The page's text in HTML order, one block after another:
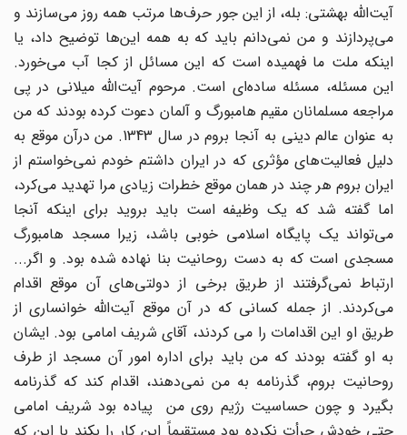
آیت‌الله بهشتی: بله، از این جور حرف‌ها مرتب همه روز می‌سازند و
می‌پردازند و من نمی‌دانم باید که به همه این‌ها توضیح داد، یا
اینکه ملت ما فهمیده است که این مسائل از کجا آب می‌خورد.
این مسئله، مسئله ساده‌ای است. مرحوم آیت‌الله میلانی در پی
مراجعه مسلمانان مقیم هامبورگ و آلمان دعوت کرده بودند که من
به عنوان عالم دینی به آنجا بروم در سال 1343. من درآن موقع به
دلیل فعالیت‌های مؤثری که در ایران داشتم خودم نمی‌خواستم از
ایران بروم هر چند در همان موقع خطرات زیادی مرا تهدید می‌کرد،
اما گفته شد که یک وظیفه است باید بروید برای اینکه آنجا
می‌تواند یک پایگاه اسلامی خوبی باشد، زیرا مسجد هامبورگ
مسجدی است که به دست روحانیت بنا نهاده شده بود. و اگر...
ارتباط نمی‌گرفتند از طریق برخی از دولتی‌های آن موقع اقدام
می‌کردند. از جمله کسانی که در آن موقع آیت‌الله خوانساری از
طریق او این اقدامات را می کردند، آقای شریف امامی بود. ایشان
به او گفته بودند که من باید برای اداره امور آن مسجد از طرف
روحانیت بروم، گذرنامه به من نمی‌دهند، اقدام کند که گذرنامه
بگیرد و چون حساسیت رژیم روی من پیاده بود شریف امامی